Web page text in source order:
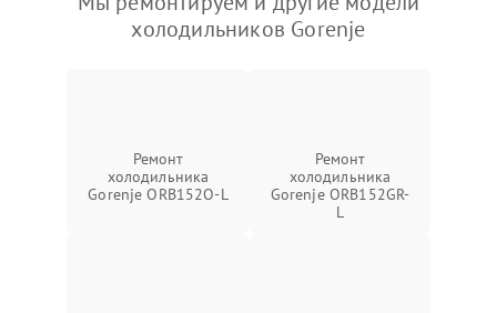
холодильников Gorenje
Ремонт
холодильника
Gorenje ORB152O-L
Ремонт
холодильника
Gorenje ORB152GR-
L